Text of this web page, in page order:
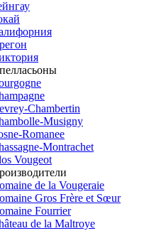
Chambertin
Musigny
Romanee
Montrachet
Vougeot
de la Vougeraie
Gros Frère et Sœur
Fourrier
de la Maltroye